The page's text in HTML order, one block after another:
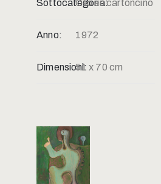
Sottocategoria:Olio su cartoncino
Anno: 1972
Dimensioni:51 x 70 cm